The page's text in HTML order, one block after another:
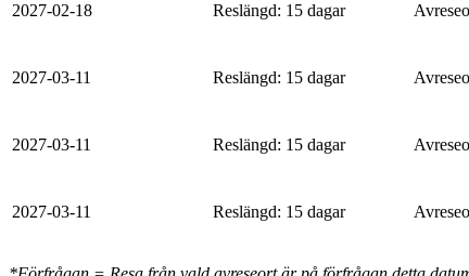
2027-02-18 Reslängd: 15 dagar
2027-03-11 Reslängd: 15 dagar
2027-03-11 Reslängd: 15 dagar
2027-03-11 Reslängd: 15 dagar